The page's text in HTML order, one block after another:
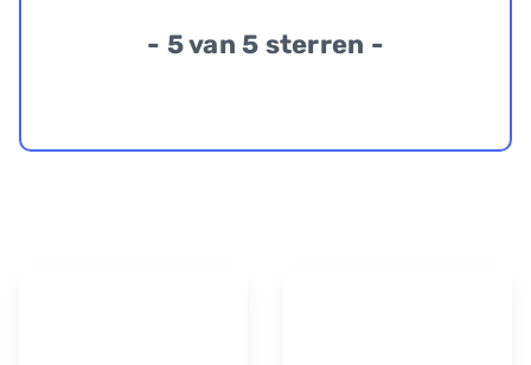
- 5 van 5 sterren -